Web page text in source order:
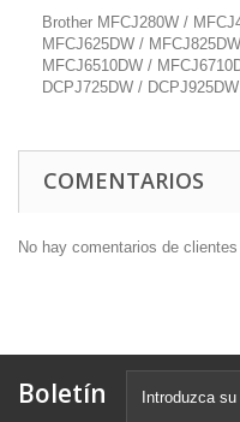
Brother MFCJ280W /
MFCJ625DW /
MFCJ6510DW /
DCPJ725DW / DCPJ925DW
COMENTARIOS
No hay comentarios de
Boletín